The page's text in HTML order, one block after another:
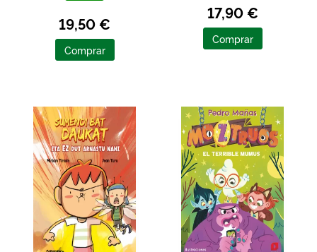
19,50 €
Comprar
17,90 €
Comprar